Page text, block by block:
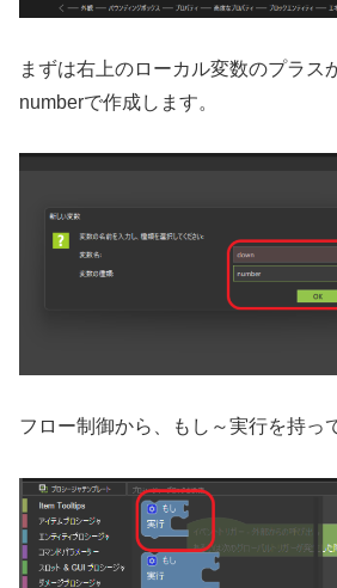
まずは右上のローカル変数のプラス
numberで作成します。
フロー制御から、もし～実行を持っ